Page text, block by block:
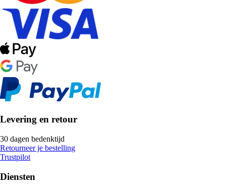
Levering en retour
30 dagen bedenktijd
Retourneer je bestelling
Trustpilot
Diensten